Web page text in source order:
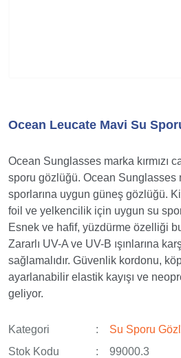
Ocean Leucate Mavi Su
Ocean Sunglasses marka kırmızı
sporu gözlüğü. Ocean Sunglasses
sporlarına uygun güneş gözlüğü.
foil ve yelkencilik için uygun su
Esnek ve hafif, yüzdürme özelliği
Zararlı UV-A ve UV-B ışınlarına
sağlamalıdır. Güvenlik kordonu,
ayarlanabilir elastik kayışı ve
geliyor.
Kategori
Su Sporu
Stok Kodu
99000.3